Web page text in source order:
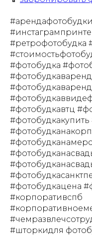
#ретрофотобудка
#фотобудка
#фотобудкавтц
#фотобудкацена
#корпоративспб
#шторкидля